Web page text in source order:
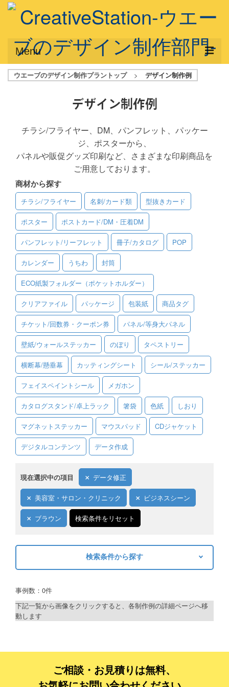
Menu
サービス概要
デザインプラン
フルデザイン
データ修正
写真からイラスト作成
デザイン制作例
ご利用料金
ご利用ガイド
ご利用の流れ
ご注文方法について
キャンセルについて
FAQ（よくあるご質問）
資料をダウンロード
ご利用規約
お見積り・お問合せ
ウエーブのデザイン制作プラントップ > デザイン制作例
デザイン制作例
チラシ/フライヤー、DM、パンフレット、パッケー
ジ、ポスターから、
パネルや販促グッズ印刷など、さまざまな印刷商品を
ご用意しております。
商材から探す
チラシ/フライヤー 名刺/カード類 型抜きカード
ポスター ポストカード/DM・圧着DM
パンフレット/リーフレット 冊子/カタログ POP
カレンダー うちわ 封筒
ECO紙製フォルダー（ポケットホルダー）
クリアファイル パッケージ 包装紙 商品タグ
チケット/回数券・クーポン券 パネル/等身大パネル
壁紙/ウォールステッカー のぼり タペストリー
横断幕/懸垂幕 カッティングシート シール/ステッカー
フェイスペイントシール メガホン
カタログスタンド/卓上ラック 箸袋 色紙 しおり
マグネットステッカー マウスパッド CDジャケット
デジタルコンテンツ データ作成
現在選択中の項目 データ修正
美容室・サロン・クリニック ビジネスシーン
ブラウン 検索条件をリセット
検索条件から探す
制作プランで探す
ベーシックコース
シルバーコース
事例数：0件
下記一覧から画像をクリックすると、各制作例の詳細ページへ移
動します
ご相談・お見積りは無料、